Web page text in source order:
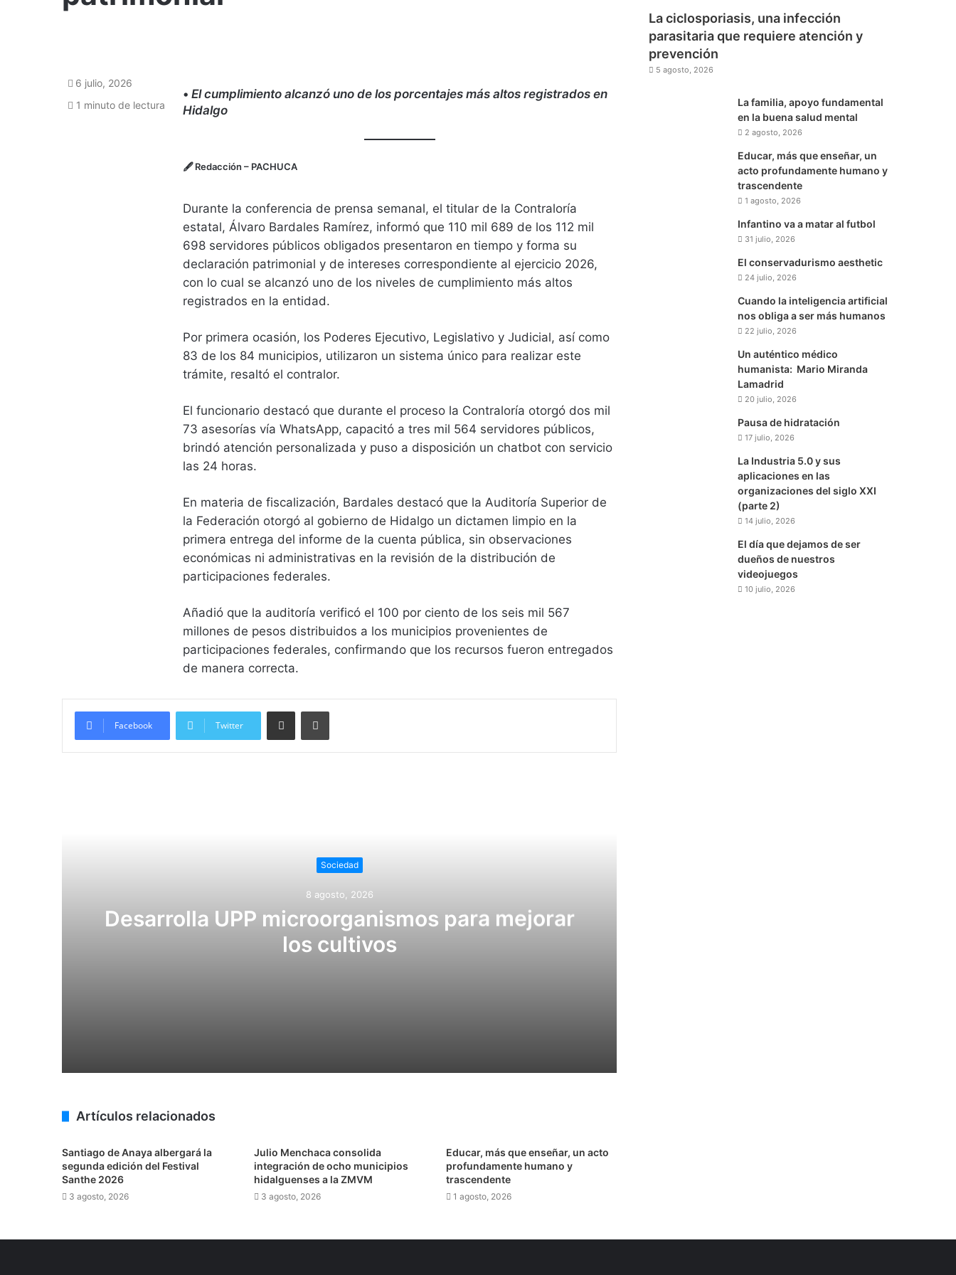
• El cumplimiento alcanzó uno de los porcentajes más altos registrados en
Hidalgo
🖋Redacción – PACHUCA
Durante la conferencia de prensa semanal, el titular de la Contraloría
estatal, Álvaro Bardales Ramírez, informó que 110 mil 689 de los 112 mil
698 servidores públicos obligados presentaron en tiempo y forma su
declaración patrimonial y de intereses correspondiente al ejercicio 2026,
con lo cual se alcanzó uno de los niveles de cumplimiento más altos
registrados en la entidad.
Por primera ocasión, los Poderes Ejecutivo, Legislativo y Judicial, así como
83 de los 84 municipios, utilizaron un sistema único para realizar este
trámite, resaltó el contralor.
El funcionario destacó que durante el proceso la Contraloría otorgó dos mil
73 asesorías vía WhatsApp, capacitó a tres mil 564 servidores públicos,
brindó atención personalizada y puso a disposición un chatbot con servicio
las 24 horas.
En materia de fiscalización, Bardales destacó que la Auditoría Superior de
la Federación otorgó al gobierno de Hidalgo un dictamen limpio en la
primera entrega del informe de la cuenta pública, sin observaciones
económicas ni administrativas en la revisión de la distribución de
participaciones federales.
Añadió que la auditoría verificó el 100 por ciento de los seis mil 567
millones de pesos distribuidos a los municipios provenientes de
participaciones federales, confirmando que los recursos fueron entregados
de manera correcta.
6 julio, 2026
1 minuto de lectura
Facebook Twitter
Compartir vía email Imprimir
Sociedad
8 agosto, 2026
Desarrolla UPP microorganismos para mejorar
los cultivos
Con música, literatura y cultura internacional concluirá la 26ª FILIJ en Pachuca
7 agosto, 2026
Con mis monos chinos, no
Artículos relacionados
Santiago de Anaya albergará la
segunda edición del Festival
Santhe 2026
3 agosto, 2026
Julio Menchaca consolida
integración de ocho municipios
hidalguenses a la ZMVM
3 agosto, 2026
Educar, más que enseñar, un acto
profundamente humano y
trascendente
1 agosto, 2026
La ciclosporiasis, una infección
parasitaria que requiere atención y
prevención
5 agosto, 2026
La familia, apoyo fundamental
en la buena salud mental
2 agosto, 2026
Educar, más que enseñar, un
acto profundamente humano y
trascendente
1 agosto, 2026
Infantino va a matar al futbol
31 julio, 2026
El conservadurismo aesthetic
24 julio, 2026
Cuando la inteligencia artificial
nos obliga a ser más humanos
22 julio, 2026
Un auténtico médico
humanista: Mario Miranda
Lamadrid
20 julio, 2026
Pausa de hidratación
17 julio, 2026
La Industria 5.0 y sus
aplicaciones en las
organizaciones del siglo XXI
(parte 2)
14 julio, 2026
El día que dejamos de ser
dueños de nuestros
videojuegos
10 julio, 2026